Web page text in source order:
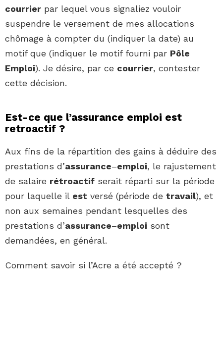
courrier par lequel vous signaliez vouloir
suspendre le versement de mes allocations
chômage à compter du (indiquer la date) au
motif que (indiquer le motif fourni par Pôle
Emploi). Je désire, par ce courrier, contester
cette décision.
Est-ce que l’assurance emploi est
retroactif ?
Aux fins de la répartition des gains à déduire des
prestations d’assurance–emploi, le rajustement
de salaire rétroactif serait réparti sur la période
pour laquelle il est versé (période de travail), et
non aux semaines pendant lesquelles des
prestations d’assurance–emploi sont
demandées, en général.
Comment savoir si l’Acre a été accepté ?